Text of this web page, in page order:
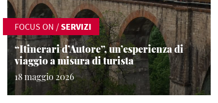
FOCUS ON /SERVIZI
“Itinerari d’Autore”, un’esperienza di
viaggio a misura di turista
18 maggio 2026